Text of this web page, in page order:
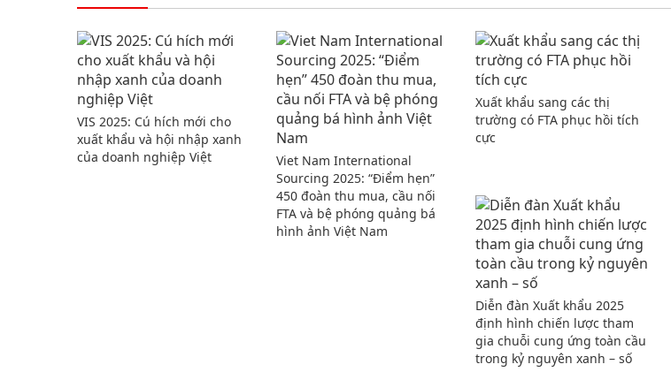
VIS 2025: Cú hích mới cho
xuất khẩu và hội nhập xanh
của doanh nghiệp Việt
Viet Nam International
Sourcing 2025: “Điểm hẹn”
450 đoàn thu mua, cầu nối
FTA và bệ phóng quảng bá
hình ảnh Việt Nam
Xuất khẩu sang các thị
trường có FTA phục hồi tích
cực
Diễn đàn Xuất khẩu 2025
định hình chiến lược tham
gia chuỗi cung ứng toàn cầu
trong kỷ nguyên xanh – số